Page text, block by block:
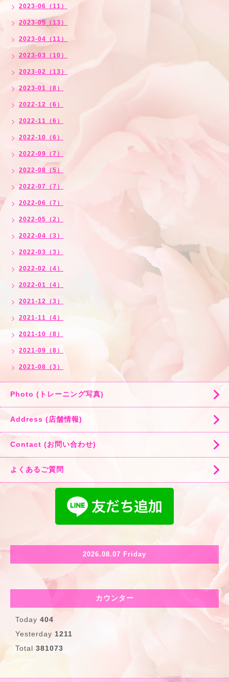
2023-06（11）
2023-05（13）
2023-04（11）
2023-03（10）
2023-02（13）
2023-01（8）
2022-12（6）
2022-11（6）
2022-10（6）
2022-09（7）
2022-08（5）
2022-07（7）
2022-06（7）
2022-05（2）
2022-04（3）
2022-03（3）
2022-02（4）
2022-01（4）
2021-12（3）
2021-11（4）
2021-10（8）
2021-09（8）
2021-08（3）
Photo (トレーニング写真)
Address (店舗情報)
Contact (お問い合わせ)
よくあるご質問
2026.08.07 Friday
カウンター
Today 404
Yesterday 1211
Total 381073